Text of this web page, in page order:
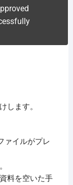
く
します。
ァイルがプレ
料を空いた手